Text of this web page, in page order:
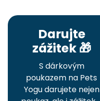
Darujte
zážitek 🎁
S dárkovým
poukazem na Pets
Yogu darujete nejen